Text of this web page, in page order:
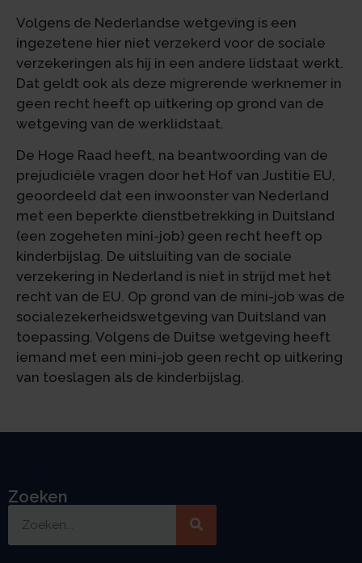
Volgens de Nederlandse wetgeving is een
ingezetene hier niet verzekerd voor de sociale
verzekeringen als hij in een andere lidstaat werkt.
Dat geldt ook als deze migrerende werknemer in
geen recht heeft op uitkering op grond van de
wetgeving van de werklidstaat.
De Hoge Raad heeft, na beantwoording van de
prejudiciële vragen door het Hof van Justitie EU,
geoordeeld dat een inwoonster van Nederland
met een beperkte dienstbetrekking in Duitsland
(een zogeheten mini-job) geen recht heeft op
kinderbijslag. De uitsluiting van de sociale
verzekering in Nederland is niet in strijd met het
recht van de EU. Op grond van de mini-job was de
socialezekerheidswetgeving van Duitsland van
toepassing. Volgens de Duitse wetgeving heeft
iemand met een mini-job geen recht op uitkering
van toeslagen als de kinderbijslag.
Zoeken